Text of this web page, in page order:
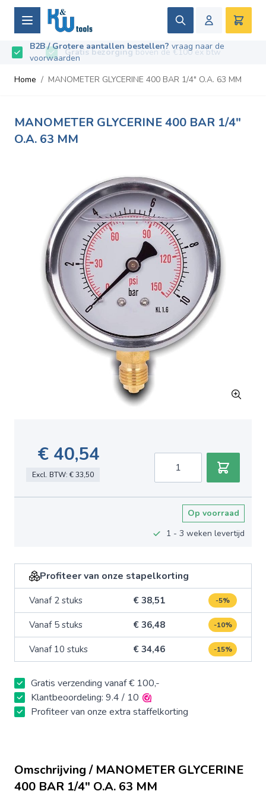
Ga naar de inhoud
Zoek
B2B / Grotere aantallen bestellen? vraag naar de
voorwaarden
Beoordeeld met9.5/10- Gebaseerd op 669recensies
Home / MANOMETER GLYCERINE 400 BAR 1/4" O.A. 63 MM
MANOMETER GLYCERINE 400 BAR 1/4"
O.A. 63 MM
€ 40,54
Excl. BTW: € 33,50
Op voorraad
1 - 3 weken levertijd
Profiteer van onze stapelkorting
Vanaf 2 stuks € 38,51 -5%
Vanaf 5 stuks € 36,48 -10%
Vanaf 10 stuks € 34,46 -15%
Gratis verzending vanaf € 100,-
Klantbeoordeling: 9.4 / 10
Profiteer van onze extra staffelkorting
Omschrijving / MANOMETER GLYCERINE
400 BAR 1/4" O.A. 63 MM